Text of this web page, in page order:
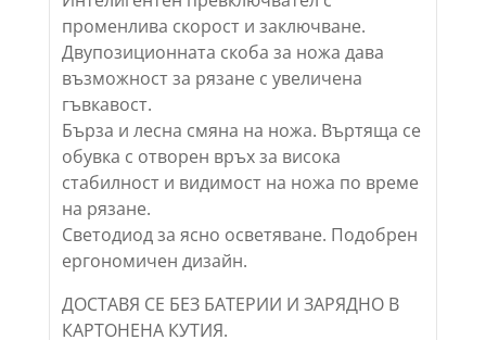
променлива скорост и заключване.
Двупозиционната скоба за ножа дава
възможност за рязане с увеличена
гъвкавост.
Бърза и лесна смяна на ножа. Въртяща се
обувка с отворен връх за висока
стабилност и видимост на ножа по време
на рязане.
Светодиод за ясно осветяване. Подобрен
ергономичен дизайн.
ДОСТАВЯ СЕ БЕЗ БАТЕРИИ И ЗАРЯДНО В
КАРТОНЕНА КУТИЯ.